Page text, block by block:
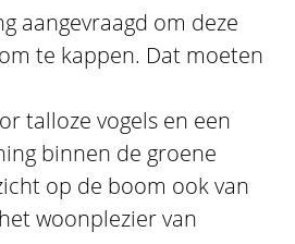
aangevraagd om deze
te kappen. Dat moeten
talloze vogels en een
binnen de groene
op de boom ook van
woonplezier van